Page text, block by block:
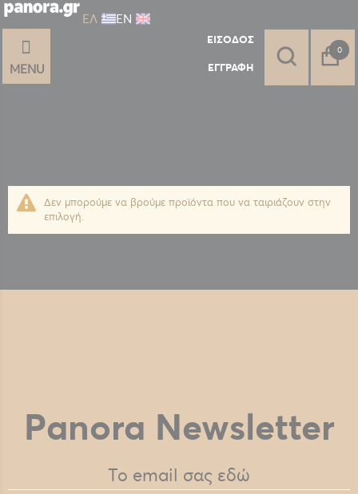
ΕΛ ΕΝ
MENU
0
ΕΊΣΟΔΟΣ
ΕΓΓΡΑΦΉ
Δεν μπορούμε να βρούμε προϊόντα που να ταιριάζουν στην
επιλογή.
Panora Newsletter